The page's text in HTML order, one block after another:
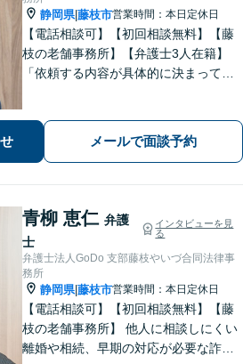
静岡県|藤枝市営業時間：本日定休日
【電話相談可】【初回相談無料】【藤
枝の老舗事務所】【弁護士3人在籍】
「依頼する内容が具体的に決まってい
い。相続遺言、離婚問題、交通事故、
借金問題、債権回収など【夜間休日応
メールで面談予約
青柳 恵仁 弁護
士
インタビューを見
る
弁護士法人GoDo 支部藤枝やいづ合同法律事
務所
静岡県|藤枝市営業時間：本日定休日
【電話相談可】【初回相談無料】【藤
枝の老舗事務所】 他人に相談しにくい
離婚や相続、早期の対応が必要な詐欺